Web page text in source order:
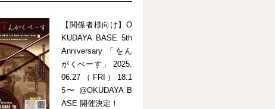
【関係者様向け】O
KUDAYA BASE 5th
Anniversary 「をん
がくべーす」 2025.
06.27（FRI）18:1
5〜 @OKUDAYA B
ASE 開催決定！